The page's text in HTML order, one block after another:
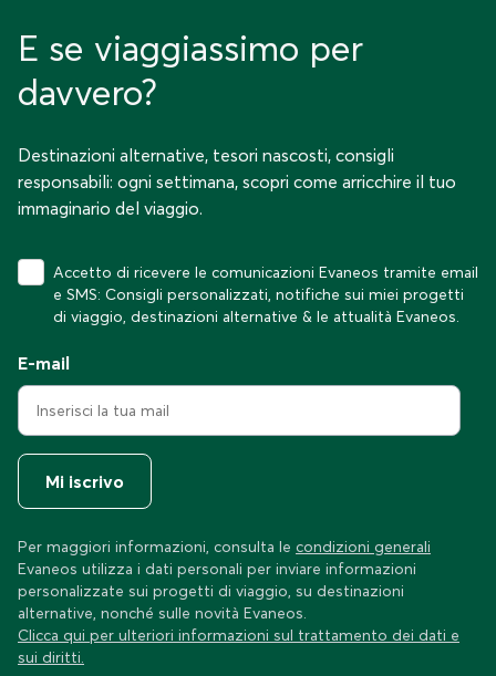
E se viaggiassimo per
davvero?
Destinazioni alternative, tesori nascosti, consigli
responsabili: ogni settimana, scopri come arricchire il tuo
immaginario del viaggio.
Accetto di ricevere le comunicazioni Evaneos tramite email
e SMS: Consigli personalizzati, notifiche sui miei progetti
di viaggio, destinazioni alternative & le attualità Evaneos.
E-mail
Mi iscrivo
Per maggiori informazioni, consulta le condizioni generali
Evaneos utilizza i dati personali per inviare informazioni
personalizzate sui progetti di viaggio, su destinazioni
alternative, nonché sulle novità Evaneos.
Clicca qui per ulteriori informazioni sul trattamento dei dati e
sui diritti.